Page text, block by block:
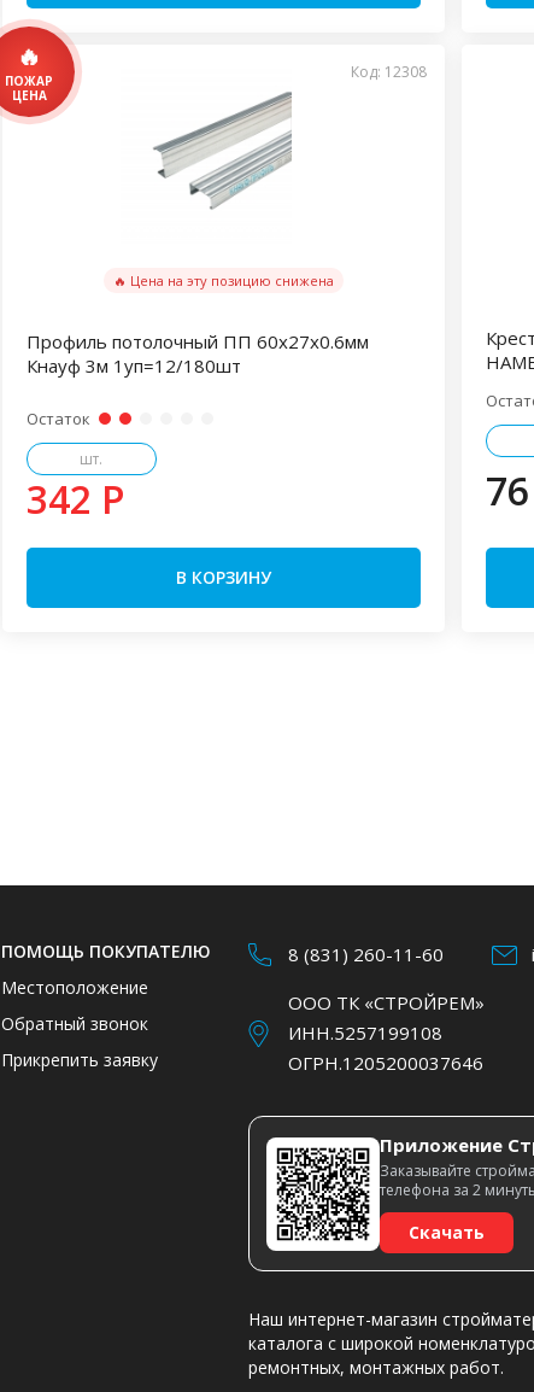
Код: 12308
🔥 Цена на эту позицию снижена
Профиль потолочный ПП 60х27х0.6мм
Кнауф 3м 1уп=12/180шт
Остаток
шт.
342 P
В КОРЗИНУ
ПОМОЩЬ ПОКУПАТЕЛЮ
Местоположение
Обратный звонок
Прикрепить заявку
8 (831) 260-11-60
ООО ТК «СТРОЙРЕМ»
ИНН.5257199108
ОГРН.1205200037646
Приложение
Заказывайте
телефона за 2
Скачать
Наш интернет-магазин
каталога с широкой
ремонтных, монтажных работ.